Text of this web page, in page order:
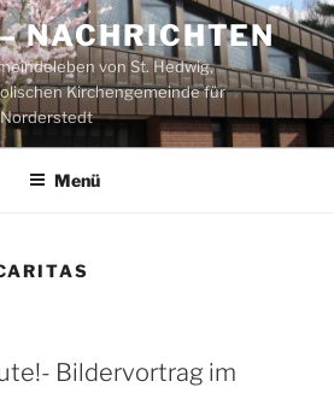
NACHRICHTEN
von St. Hedwig,
Kirchengemeinde für
Menü
Bildervortrag im